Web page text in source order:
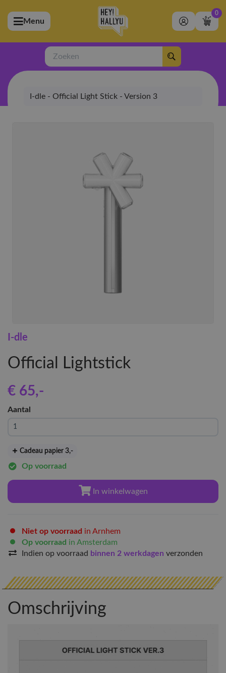
(Artiesten)
(Merchandise)
(Exclusive)
(Winkel)
Menu
0
Zoeken
I-dle - Official Light Stick - Version 3
I-dle
Official Lightstick
€ 65,-
Aantal
Cadeau papier 3,-
Op voorraad
In winkelwagen
Niet op voorraad in Arnhem
Op voorraad in Amsterdam
Indien op voorraad binnen 2 werkdagen verzonden
Omschrijving